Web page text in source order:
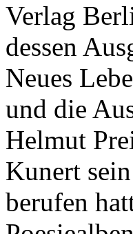
Verlag
dessen
Neues
und die
Helmut
Kunert
berufen